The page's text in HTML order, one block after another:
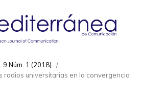
9 Núm. 1 (2018)
/
radios universitarias en la convergencia